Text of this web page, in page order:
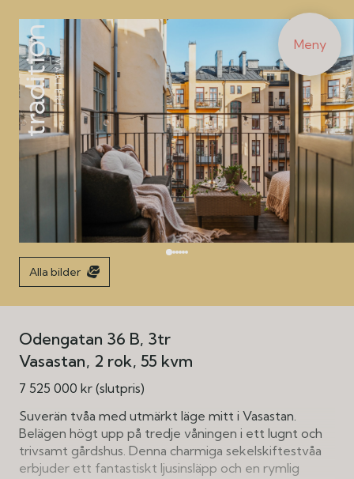
Meny
Alla bilder
Odengatan 36 B, 3tr
Vasastan 2 rok 55 kvm
7 525 000 kr (slutpris)
Suverän tvåa med utmärkt läge mitt i Vasastan.
Belägen högt upp på tredje våningen i ett lugnt och
trivsamt gårdshus. Denna charmiga sekelskiftestvåa
erbjuder ett fantastiskt ljusinsläpp och en rymlig